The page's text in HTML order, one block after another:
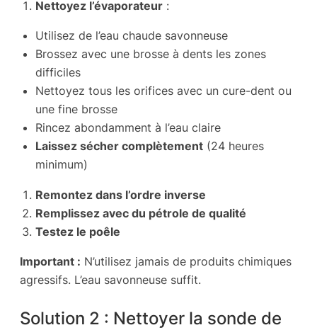
Nettoyez l’évaporateur :
Utilisez de l’eau chaude savonneuse
Brossez avec une brosse à dents les zones
difficiles
Nettoyez tous les orifices avec un cure-dent ou
une fine brosse
Rincez abondamment à l’eau claire
Laissez sécher complètement (24 heures
minimum)
Remontez dans l’ordre inverse
Remplissez avec du pétrole de qualité
Testez le poêle
Important : N’utilisez jamais de produits chimiques
agressifs. L’eau savonneuse suffit.
Solution 2 : Nettoyer la sonde de